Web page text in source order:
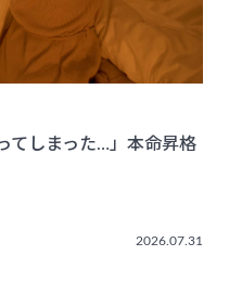
てしまった…」本命昇格
2026.07.31